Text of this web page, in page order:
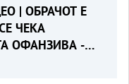
| ОБРАЧОТ Е
ЧЕКА
ОФАНЗИВА -